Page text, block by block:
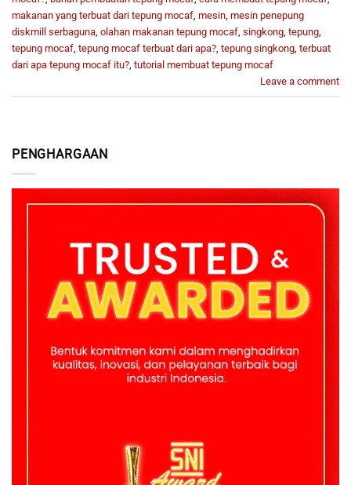
PENGHARGAAN
makanan yang terbuat dari tepung mocaf mesin mesin penepung
diskmill serbaguna olahan makanan tepung mocaf singkong tepung
tepung mocaf tepung mocaf terbuat dari apa? tepung singkong terbuat
dari apa tepung mocaf itu? tutorial membuat tepung mocaf
Leave a comment